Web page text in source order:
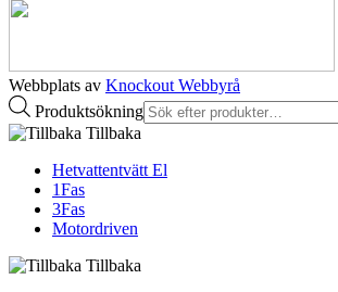
Webbplats av Knockout Webbyrå
Produktsökning
Tillbaka
Hetvattentvätt El
1Fas
3Fas
Motordriven
Tillbaka